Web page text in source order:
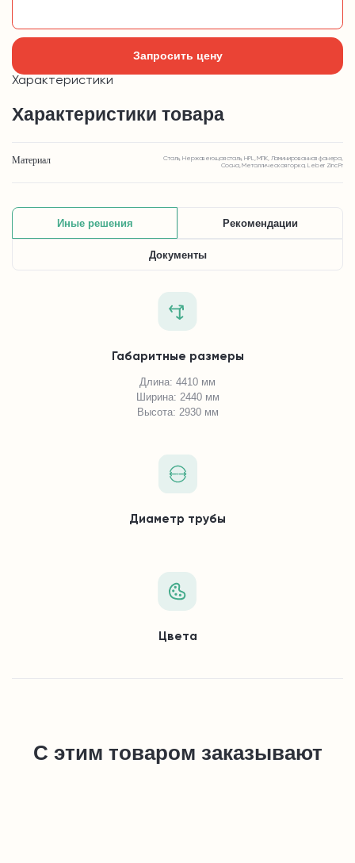
Запросить цену
Характеристики
Характеристики товара
Материал
Сталь, Нержавеющая сталь, HPL, МПК, Ламинированная фанера,
Сосна, Металлическая горка, Leber Zinc Pr
Иные решения Рекомендации
Документы
Габаритные размеры
Длина: 4410 мм
Ширина: 2440 мм
Высота: 2930 мм
Диаметр трубы
Цвета
С этим товаром заказывают